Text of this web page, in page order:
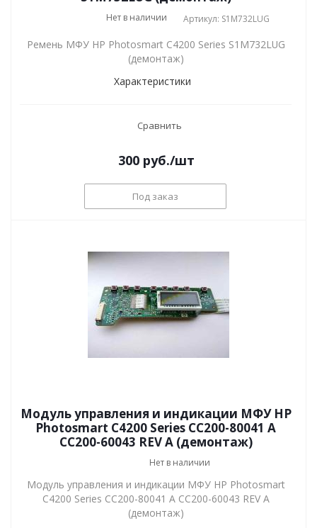
Нет в наличии Артикул: S1M732LUG
Ремень МФУ HP Photosmart C4200 Series S1M732LUG
(демонтаж)
Характеристики
Сравнить
300руб./шт
Под заказ
Модуль управления и индикации МФУ HP
Photosmart C4200 Series CC200-80041 A
CC200-60043 REV A (демонтаж)
Нет в наличии
Модуль управления и индикации МФУ HP Photosmart
C4200 Series CC200-80041 A CC200-60043 REV A
(демонтаж)